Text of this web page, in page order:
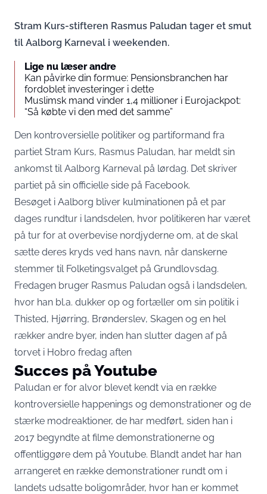
Stram Kurs-stifteren Rasmus Paludan tager et smut
til Aalborg Karneval i weekenden.
Lige nu læser andre
Kan påvirke din formue: Pensionsbranchen har
fordoblet investeringer i dette
Muslimsk mand vinder 1,4 millioner i Eurojackpot:
“Så købte vi den med det samme”
Den kontroversielle politiker og partiformand fra
partiet Stram Kurs, Rasmus Paludan, har meldt sin
ankomst til Aalborg Karneval på lørdag. Det skriver
partiet på sin officielle side på Facebook.
Besøget i Aalborg bliver kulminationen på et par
dages rundtur i landsdelen, hvor politikeren har været
på tur for at overbevise nordjyderne om, at de skal
sætte deres kryds ved hans navn, når danskerne
stemmer til Folketingsvalget på Grundlovsdag.
Fredagen bruger Rasmus Paludan også i landsdelen,
hvor han bl.a. dukker op og fortæller om sin politik i
Thisted, Hjørring, Brønderslev, Skagen og en hel
rækker andre byer, inden han slutter dagen af på
torvet i Hobro fredag aften
Succes på Youtube
Paludan er for alvor blevet kendt via en række
kontroversielle happenings og demonstrationer og de
stærke modreaktioner, de har medført, siden han i
2017 begyndte at filme demonstrationerne og
offentliggøre dem på Youtube. Blandt andet har han
arrangeret en række demonstrationer rundt om i
landets udsatte boligområder, hvor han er kommet